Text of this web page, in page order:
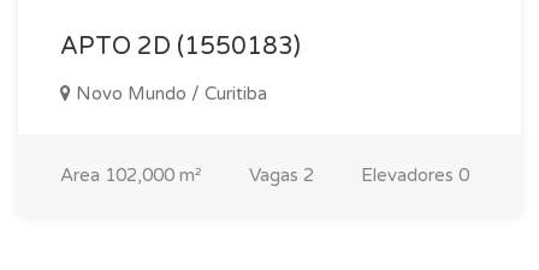
APTO 2D (1550183)
Novo Mundo / Curitiba
Area 102,000 m² Vagas 2 Elevadores 0